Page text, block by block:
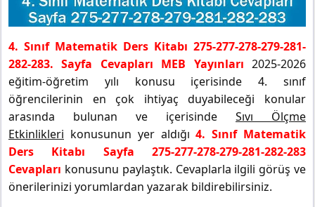
4. Sınıf Matematik Ders Kitabı 275-277-278-279-281-
282-283. Sayfa Cevapları MEB Yayınları 2025-2026
eğitim-öğretim yılı konusu içerisinde 4. sınıf
öğrencilerinin en çok ihtiyaç duyabileceği konular
arasında bulunan ve içerisinde Sıvı Ölçme
Etkinlikleri konusunun yer aldığı4. Sınıf Matematik
Ders Kitabı Sayfa 275-277-278-279-281-282-283
Cevapları konusunu paylaştık. Cevaplarla ilgili görüş ve
önerilerinizi yorumlardan yazarak bildirebilirsiniz.